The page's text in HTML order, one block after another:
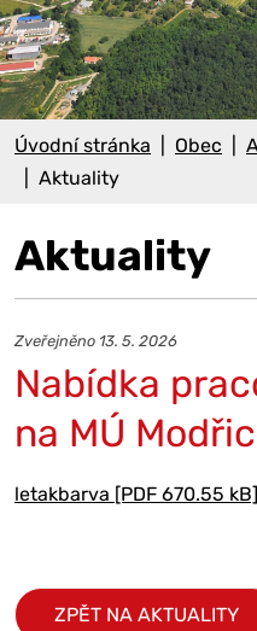
Úvodní stránka Obec
Aktuality
Aktuality
Zveřejněno 13. 5. 2026
Nabídka
na MÚ
letakbarva [PDF 670.55 kB]
ZPĚT NA AKTUALITY